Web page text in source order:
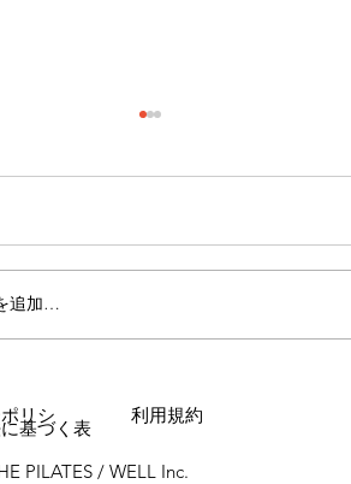
身体に与える影響🧍🏻①
追加…
PILATES / WELL Inc.
リシ
利用規約
基づく表